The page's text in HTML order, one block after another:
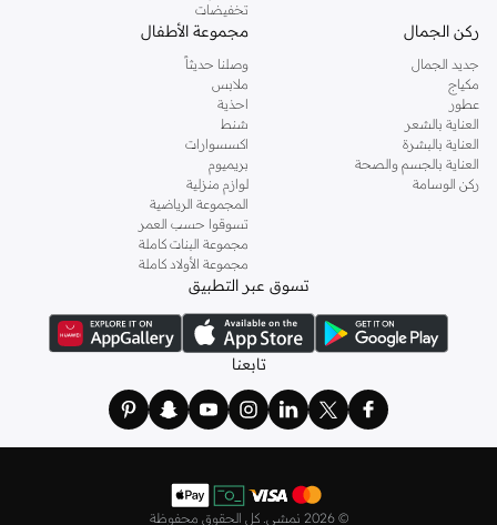
تخفيضات
ركن الجمال
جديد الجمال
مكياج
عطور
العناية بالشعر
العناية بالبشرة
العناية بالجسم والصحة
ركن الوسامة
مجموعة الأطفال
وصلنا حديثاً
ملابس
احذية
شنط
اكسسوارات
بريميوم
لوازم منزلية
المجموعة الرياضية
تسوقوا حسب العمر
مجموعة البنات كاملة
مجموعة الأولاد كاملة
تسوق عبر التطبيق
تابعنا
© 2026 نمشي. كل الحقوق محفوظة